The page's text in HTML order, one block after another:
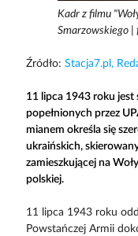
Kadr z filmu
Smarzowskiego |
Źródło: Stacja7.pl,
11 lipca 1943 roku
popełnionych przez
mianem określa się
ukraińskich,
zamieszkującej na
polskiej.
11 lipca 1943 roku
Powstańczej Armii